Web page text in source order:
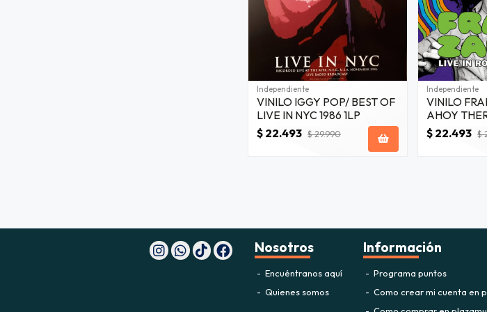
Independiente
VINILO IGGY POP/ BEST OF
LIVE IN NYC 1986 1LP
$ 22.493 $ 29.990
Independiente
VINILO
AHOY
$ 22.493 $
Nosotros
Encuéntranos aquí
Quienes somos
Información
Programa puntos
Como crear mi cuenta en